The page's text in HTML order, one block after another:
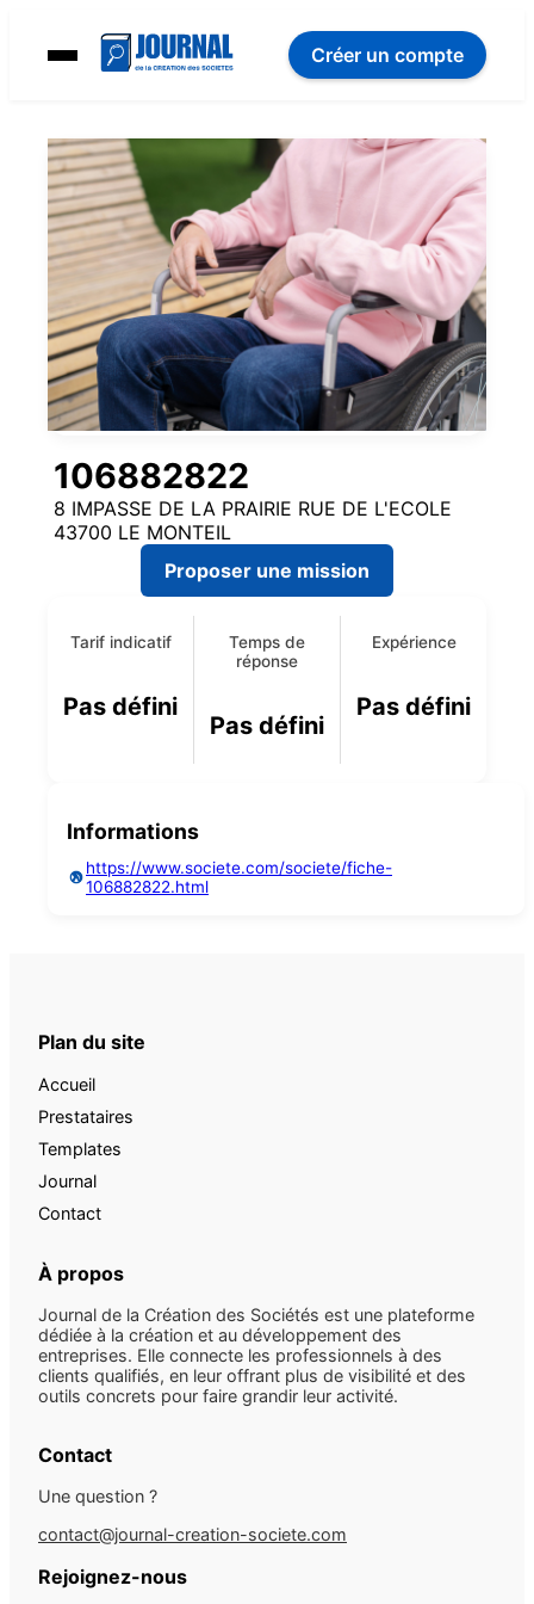
Créer un compte
106882822
8 IMPASSE DE LA PRAIRIE RUE DE L'ECOLE
43700 LE MONTEIL
Proposer une mission
Tarif indicatif
Pas défini
Temps de
réponse
Pas défini
Expérience
Pas défini
Informations
https://www.societe.com/societe/fiche-
106882822.html
Plan du site
Accueil
Prestataires
Templates
Journal
Contact
À propos
Journal de la Création des Sociétés est une plateforme
dédiée à la création et au développement des
entreprises. Elle connecte les professionnels à des
clients qualifiés, en leur offrant plus de visibilité et des
outils concrets pour faire grandir leur activité.
Contact
Une question ?
contact@journal-creation-societe.com
Rejoignez-nous